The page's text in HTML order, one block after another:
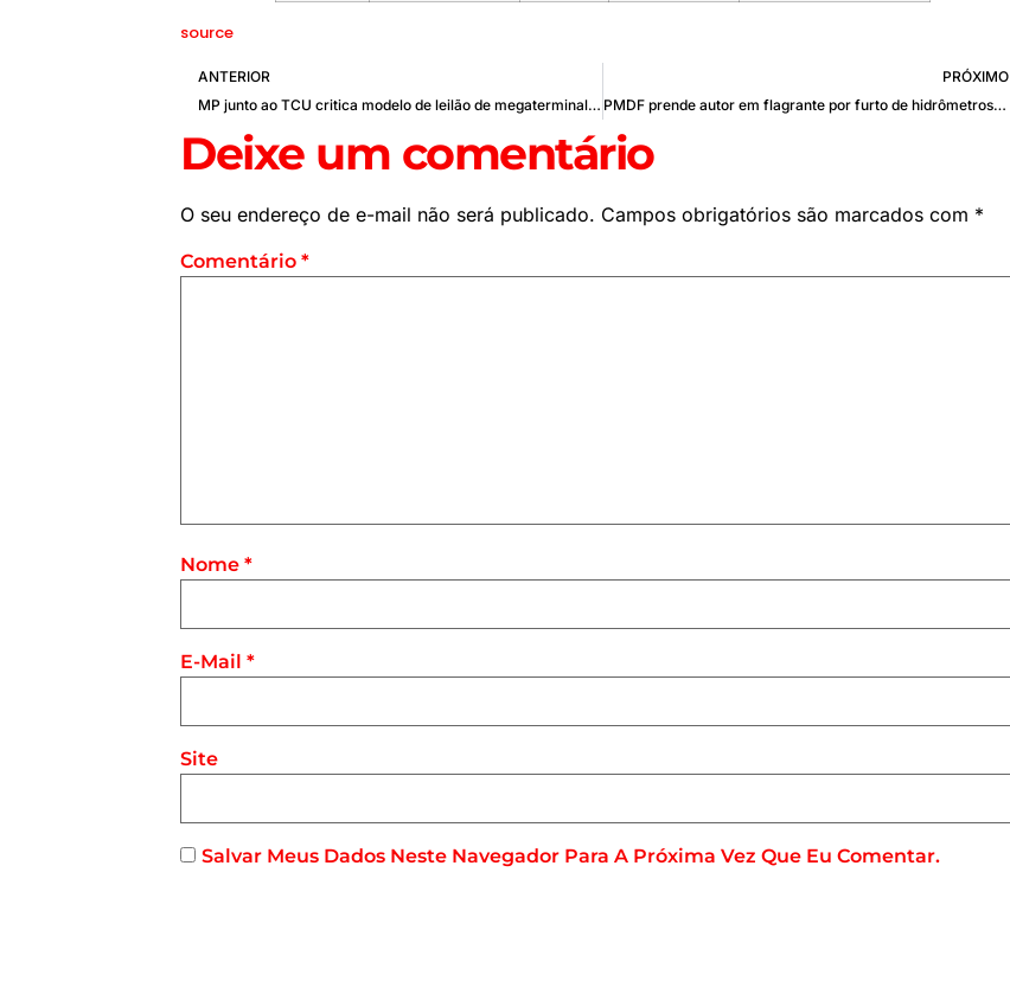
source
ANTERIOR
MP junto ao TCU critica modelo de leilão de megaterminal de Santos
PRÓXIMO
PMDF prende autor em flagrante por furto de hidrômetros na Asa Norte
Deixe um comentário
O seu endereço de e-mail não será publicado. Campos obrigatórios são marcados com *
Comentário *
Nome *
E-Mail *
Site
Salvar Meus Dados Neste Navegador Para A Próxima Vez Que Eu Comentar.